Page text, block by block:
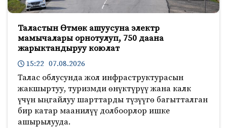
Таластын Өтмөк ашуусуна электр
мамычалары орнотулуп, 750 даана
жарыктандыруу коюлат
15:22 07.08.2026
Талас облусунда жол инфраструктурасын
жакшыртуу, туризмди өнүктүрүү жана калк
үчүн ыңгайлуу шарттарды түзүүгө багытталган
бир катар маанилүү долбоорлор ишке
ашырылууда.